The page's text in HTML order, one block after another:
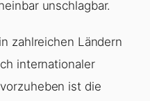
unschlagbar.
zahlreichen Ländern
internationaler
ist die